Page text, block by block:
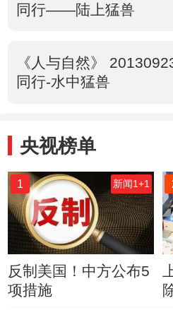
同行——陆上猛兽
《人与自然》
同行-水中猛兽
央视榜单
1 新闻1+1
反制美国！中方公布5
项措施